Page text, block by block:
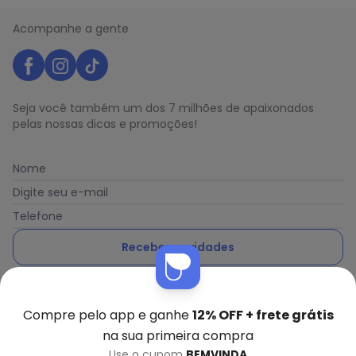
Acompanhe a gente
Seja você também um dos 7 milhões de apaixonados
pelas nossas dicas e promoções!
Nome
Digite seu e-mail
Telefone
Receber novidades
Ao enviar o cadastro, você concorda com a nossa
Compre pelo app e ganhe12% OFF + frete grátis
na sua primeira compra